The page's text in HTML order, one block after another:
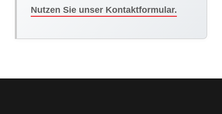
Nutzen Sie unser Kontaktformular.